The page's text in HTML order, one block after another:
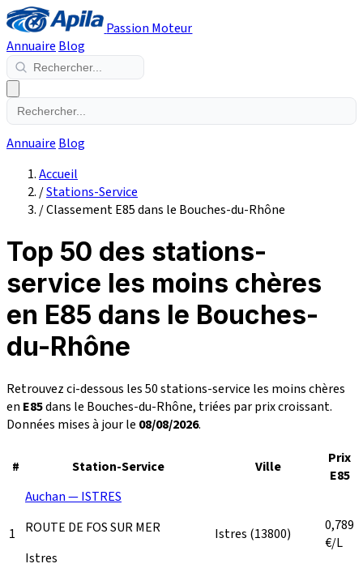
Passion Moteur
Annuaire Blog
Annuaire Blog
Accueil
/Stations-Service
/Classement E85 dans le Bouches-du-Rhône
Top 50 des stations-
service les moins chères
en E85 dans le Bouches-
du-Rhône
Retrouvez ci-dessous les 50 stations-service les moins chères
en E85dans le Bouches-du-Rhône, triées par prix croissant.
Données mises à jour le 08/08/2026.
# Station-Service Ville
Prix
E85
1
Auchan — ISTRES
ROUTE DE FOS SUR MER
Istres
Istres (13800)
0,789
€/L